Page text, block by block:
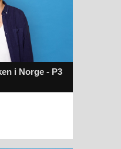
i Norge - P3